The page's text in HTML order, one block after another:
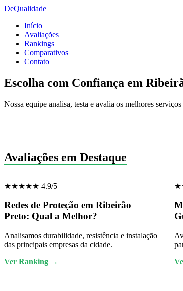
DeQualidade
Início
Avaliações
Rankings
Comparativos
Contato
Escolha com Confiança em
Nossa equipe analisa, testa e avalia os melhores
Avaliações em Destaque
★★★★★ 4.9/5
Redes de Proteção em Ribeirão
Preto: Qual a Melhor?
Analisamos durabilidade, resistência e instalação
das principais empresas da cidade.
Ver Ranking →